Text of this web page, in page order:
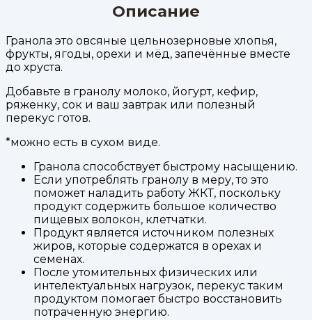
Описание
Гранола это овсяные цельнозерновые хлопья,
фрукты, ягоды, орехи и мёд, запечённые вместе
до хруста.
Добавьте в гранолу молоко, йогурт, кефир,
ряженку, сок и ваш завтрак или полезный
перекус готов.
*можно есть в сухом виде.
Гранола способствует быстрому насыщению.
Если употреблять гранолу в меру, то это
поможет наладить работу ЖКТ, поскольку
продукт содержить большое количество
пищевых волокон, клетчатки.
Продукт является источником полезных
жиров, которые содержатся в орехах и
семенах.
После утомительных физических или
интелектуальных нагрузок, перекус таким
продуктом помогает быстро восстановить
потраченную энергию.